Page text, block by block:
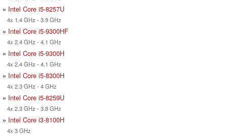
» Intel Core i5-8257U
4x 1.4 GHz - 3.9 GHz
» Intel Core i5-9300HF
4x 2.4 GHz - 4.1 GHz
» Intel Core i5-9300H
4x 2.4 GHz - 4.1 GHz
» Intel Core i5-8300H
4x 2.3 GHz - 4 GHz
» Intel Core i5-8259U
4x 2.3 GHz - 3.8 GHz
» Intel Core i3-8100H
4x 3 GHz